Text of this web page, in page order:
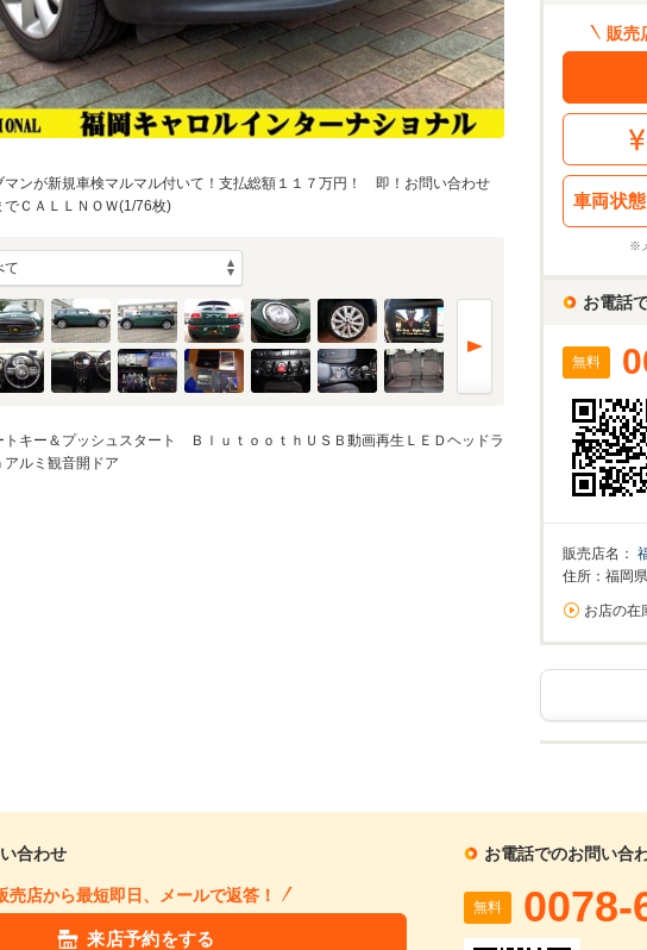
マンが新規車検マルマル付いて！支払総額１１７万円！ 即！お問い合わせ
ＣＡＬＬＮＯＷ(1/76枚)
ー＆プッシュスタート ＢｌｕｔｏｏｔｈＵＳＢ動画再生ＬＥＤヘッドラ
ルミ観音開ドア
販売
車両状
※
お電話
無料
販売店名：
住所：福岡
お店の在
合わせ
売店から最短即日、メールで返答！
来店予約をする
お電話でのお問い合
無料 0078-